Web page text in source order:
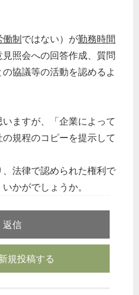
働制ではない）が勤務時間
見照会への回答作成、質問
の協議等の活動を認めるよ
ますが、「企業によって
規程のコピーを提示して
法律で認められた権利で
かがでしょうか。
返信
規投稿する